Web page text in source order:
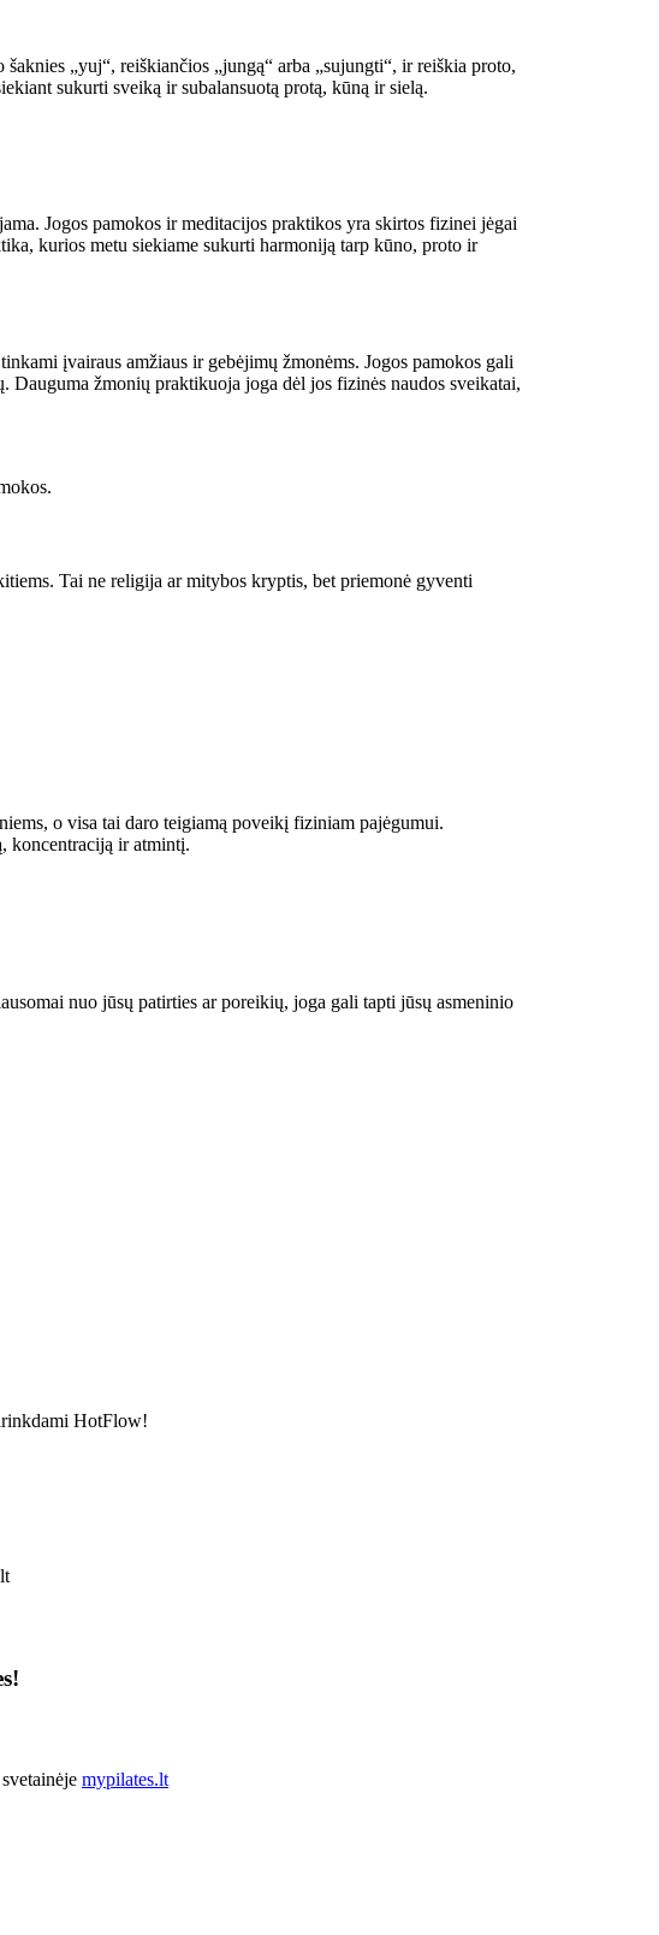
„yuj“, reiškiančios „jungą“ arba „sujungti“, ir reiškia proto,
sukurti sveiką ir subalansuotą protą, kūną ir sielą.
Jogos pamokos ir meditacijos praktikos yra skirtos fizinei jėgai
kurios metu siekiame sukurti harmoniją tarp kūno, proto ir
įvairaus amžiaus ir gebėjimų žmonėms. Jogos pamokos gali
Dauguma žmonių praktikuoja joga dėl jos fizinės naudos sveikatai,
Tai ne religija ar mitybos kryptis, bet priemonė gyventi
o visa tai daro teigiamą poveikį fiziniam pajėgumui.
koncentraciją ir atmintį.
nuo jūsų patirties ar poreikių, joga gali tapti jūsų asmeninio
HotFlow!
mypilates.lt